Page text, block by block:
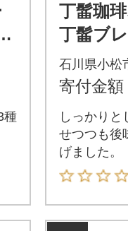
種
丁髷珈
丁髷ブ
袋 コー
ドコー
石川県小松
寄付金額
しっかりと
せつつも後
げました。